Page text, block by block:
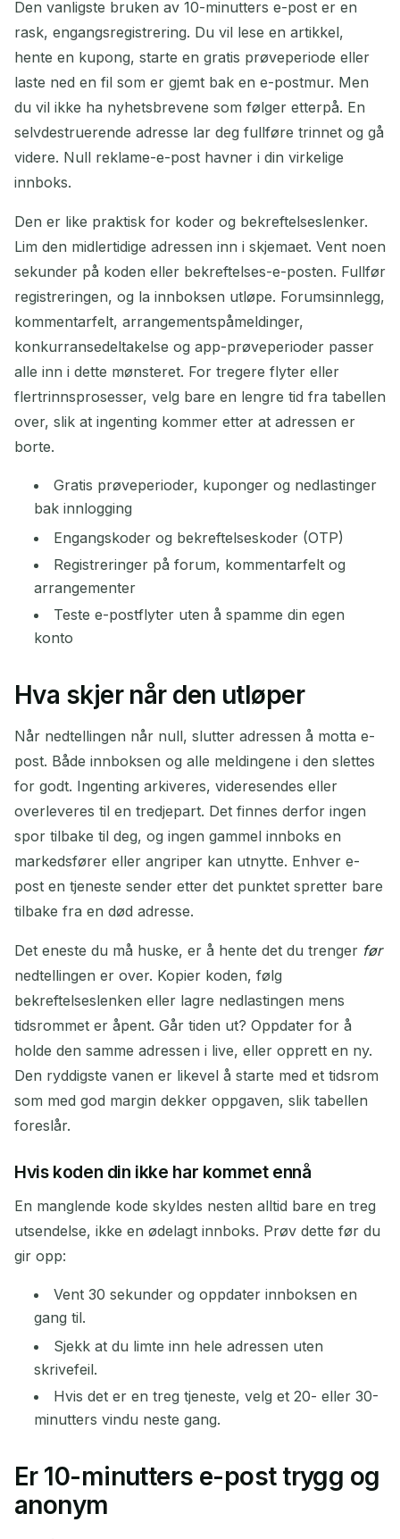
Den vanligste bruken av 10-minutters e-post er en
rask, engangsregistrering. Du vil lese en artikkel,
hente en kupong, starte en gratis prøveperiode eller
laste ned en fil som er gjemt bak en e-postmur. Men
du vil ikke ha nyhetsbrevene som følger etterpå. En
selvdestruerende adresse lar deg fullføre trinnet og gå
videre. Null reklame-e-post havner i din virkelige
innboks.
Den er like praktisk for koder og bekreftelseslenker.
Lim den midlertidige adressen inn i skjemaet. Vent noen
sekunder på koden eller bekreftelses-e-posten. Fullfør
registreringen, og la innboksen utløpe. Forumsinnlegg,
kommentarfelt, arrangementspåmeldinger,
konkurransedeltakelse og app-prøveperioder passer
alle inn i dette mønsteret. For tregere flyter eller
flertrinnsprosesser, velg bare en lengre tid fra tabellen
over, slik at ingenting kommer etter at adressen er
borte.
Gratis prøveperioder, kuponger og nedlastinger
bak innlogging
Engangskoder og bekreftelseskoder (OTP)
Registreringer på forum, kommentarfelt og
arrangementer
Teste e-postflyter uten å spamme din egen
konto
Hva skjer når den utløper
Når nedtellingen når null, slutter adressen å motta e-
post. Både innboksen og alle meldingene i den slettes
for godt. Ingenting arkiveres, videresendes eller
overleveres til en tredjepart. Det finnes derfor ingen
spor tilbake til deg, og ingen gammel innboks en
markedsfører eller angriper kan utnytte. Enhver e-
post en tjeneste sender etter det punktet spretter bare
tilbake fra en død adresse.
Det eneste du må huske, er å hente det du trenger før
nedtellingen er over. Kopier koden, følg
bekreftelseslenken eller lagre nedlastingen mens
tidsrommet er åpent. Går tiden ut? Oppdater for å
holde den samme adressen i live, eller opprett en ny.
Den ryddigste vanen er likevel å starte med et tidsrom
som med god margin dekker oppgaven, slik tabellen
foreslår.
Hvis koden din ikke har kommet ennå
En manglende kode skyldes nesten alltid bare en treg
utsendelse, ikke en ødelagt innboks. Prøv dette før du
gir opp:
Vent 30 sekunder og oppdater innboksen en
gang til.
Sjekk at du limte inn hele adressen uten
skrivefeil.
Hvis det er en treg tjeneste, velg et 20- eller 30-
minutters vindu neste gang.
Er 10-minutters e-post trygg og
anonym